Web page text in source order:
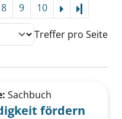
8 9 10
Treffer pro Seite
Selbstständigkeit
Sachbuch
fördern